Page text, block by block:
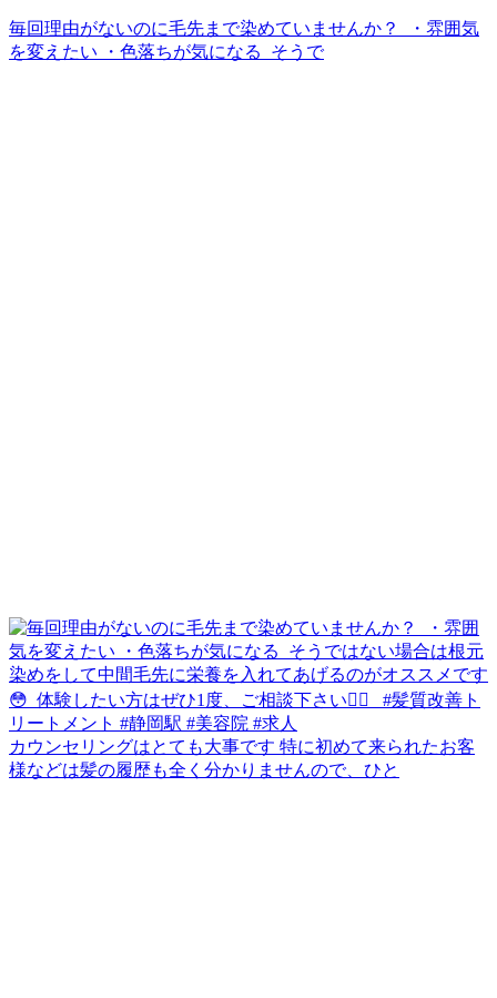
毎回理由がないのに毛先まで染めていませんか？ ⁡ ・雰囲気
を変えたい ・色落ちが気になる ⁡ そうで
カウンセリングはとても大事です 特に初めて来られたお客
様などは髪の履歴も全く分かりませんので、ひと